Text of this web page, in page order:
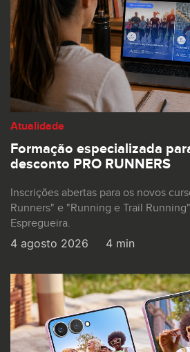
Atualidade
Formação especializada
desconto PRO RUNNERS
Inscrições abertas para os novos
Runners" e "Running e Trail
Espregueira.
4 agosto 2026 4 min